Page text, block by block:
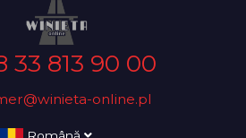
33 813 90 00
online.pl